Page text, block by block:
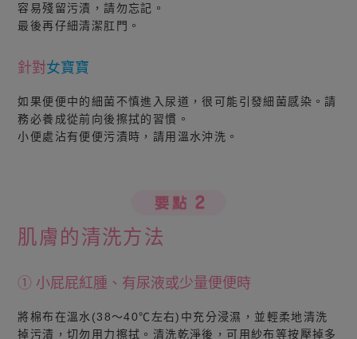
容易殘留污漬，請勿忘記。
最後再仔細清潔肛門。
針對女寶寶
如果便便中的細菌不慎進入尿道，很可能引發細菌感染。請
務必養成從前向後擦拭的習慣。
小便處沾有便便污漬時，請用溫水沖洗。
肌膚的清洗方法
① 小屁屁紅腫、有尿液或少量便便時
將棉布在溫水(38～40℃左右)中充分浸濕，並輕柔地清洗
掉污漬，切勿用力擦拭。清洗乾淨後，可用紗布等按壓掉多